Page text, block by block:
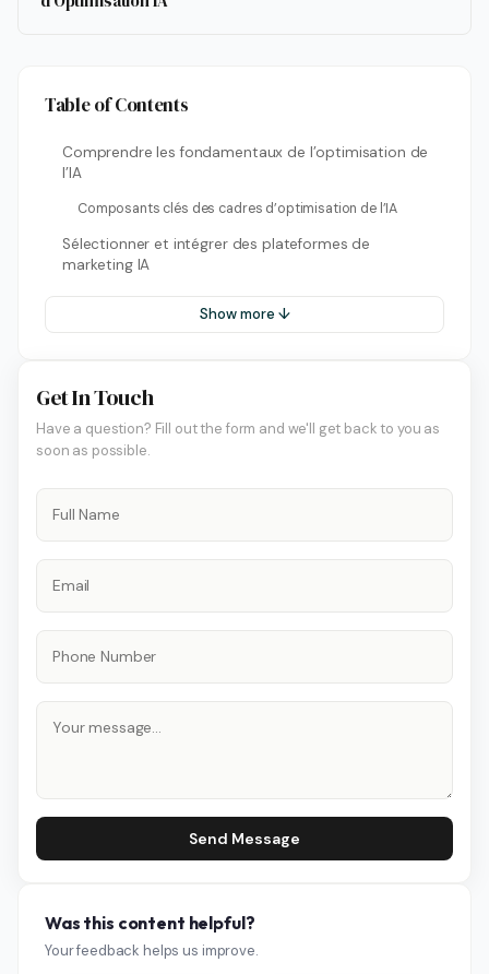
Table of Contents
Comprendre les fondamentaux de l’optimisation de
l’IA
Composants clés des cadres d’optimisation de l’IA
Sélectionner et intégrer des plateformes de
marketing IA
Show more ↓
Get In Touch
Have a question? Fill out the form and we'll get back to you as
soon as possible.
Send Message
Was this content helpful?
Your feedback helps us improve.